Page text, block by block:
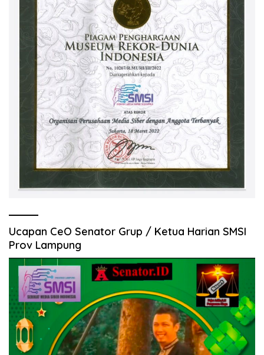
Ucapan CeO Senator Grup / Ketua Harian SMSI
Prov Lampung